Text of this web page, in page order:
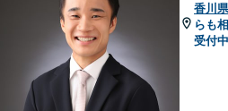
香川県
らも
受付中